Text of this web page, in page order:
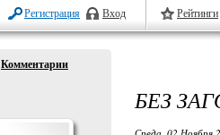
Регистрация Вход Рейтинги
Комментарии
БЕЗ